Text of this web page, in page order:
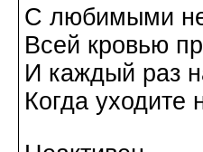
С любимыми не
Всей кровью
И каждый раз
Когда уходите